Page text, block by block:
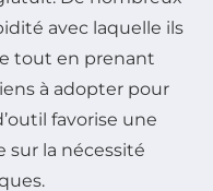
avec laquelle ils
tout en prenant
à adopter pour
favorise une
sur la nécessité